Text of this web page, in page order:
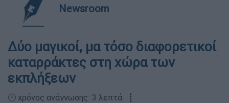
Newsroom
Δύο μαγικοί, μα τόσο διαφορετικοί
καταρράκτες στη χώρα των
εκπλήξεων
🕛 χρόνος ανάγνωσης: 3 λεπτά ┋